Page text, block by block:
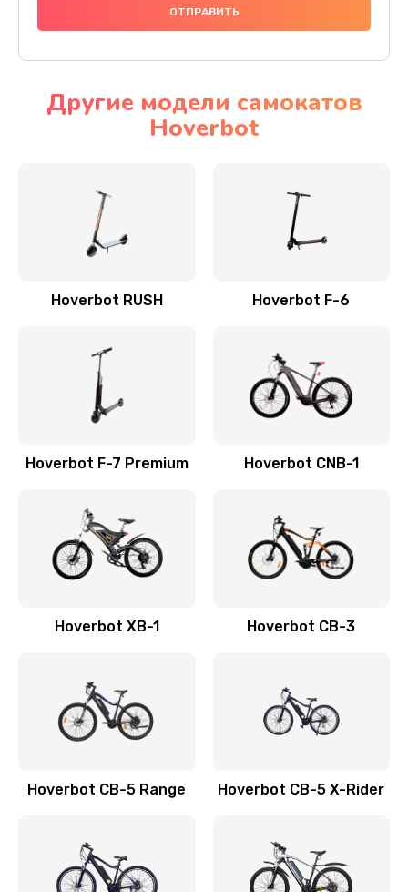
Другие модели самокатов
Hoverbot
Hoverbot RUSH Hoverbot F-6
Hoverbot F-7 Premium Hoverbot CNB-1
Hoverbot XB-1 Hoverbot CB-3
Hoverbot CB-5 Range Hoverbot CB-5 X-Rider